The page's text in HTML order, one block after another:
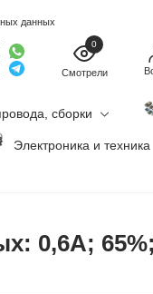
данных
0
Смотрели
сборки
Электроника и техника
0,6А;